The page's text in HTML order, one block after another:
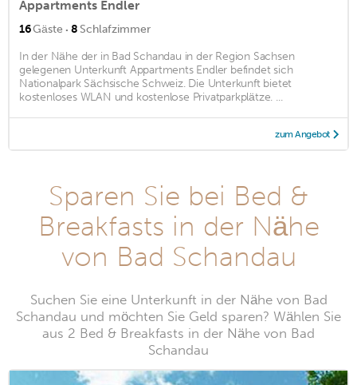
Appartments Endler
16Gäste · 8 Schlafzimmer
In der Nähe der in Bad Schandau in der Region Sachsen
gelegenen Unterkunft Appartments Endler befindet sich
Nationalpark Sächsische Schweiz. Die Unterkunft bietet
kostenloses WLAN und kostenlose Privatparkplätze. ...
zum Angebot
Sparen Sie bei Bed &
Breakfasts in der Nähe
von Bad Schandau
Suchen Sie eine Unterkunft in der Nähe von Bad
Schandau und möchten Sie Geld sparen? Wählen Sie
aus 2 Bed & Breakfasts in der Nähe von Bad
Schandau